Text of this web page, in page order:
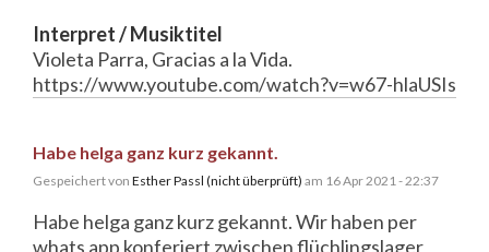
Interpret / Musiktitel
Violeta Parra, Gracias a la Vida.
https://www.youtube.com/watch?v=w67-hlaUSIs
Habe helga ganz kurz gekannt.
Gespeichert von Esther Passl (nicht überprüft) am 16 Apr 2021 - 22:37
Habe helga ganz kurz gekannt. Wir haben per
whats app konferiert zwischen flüchlingslager